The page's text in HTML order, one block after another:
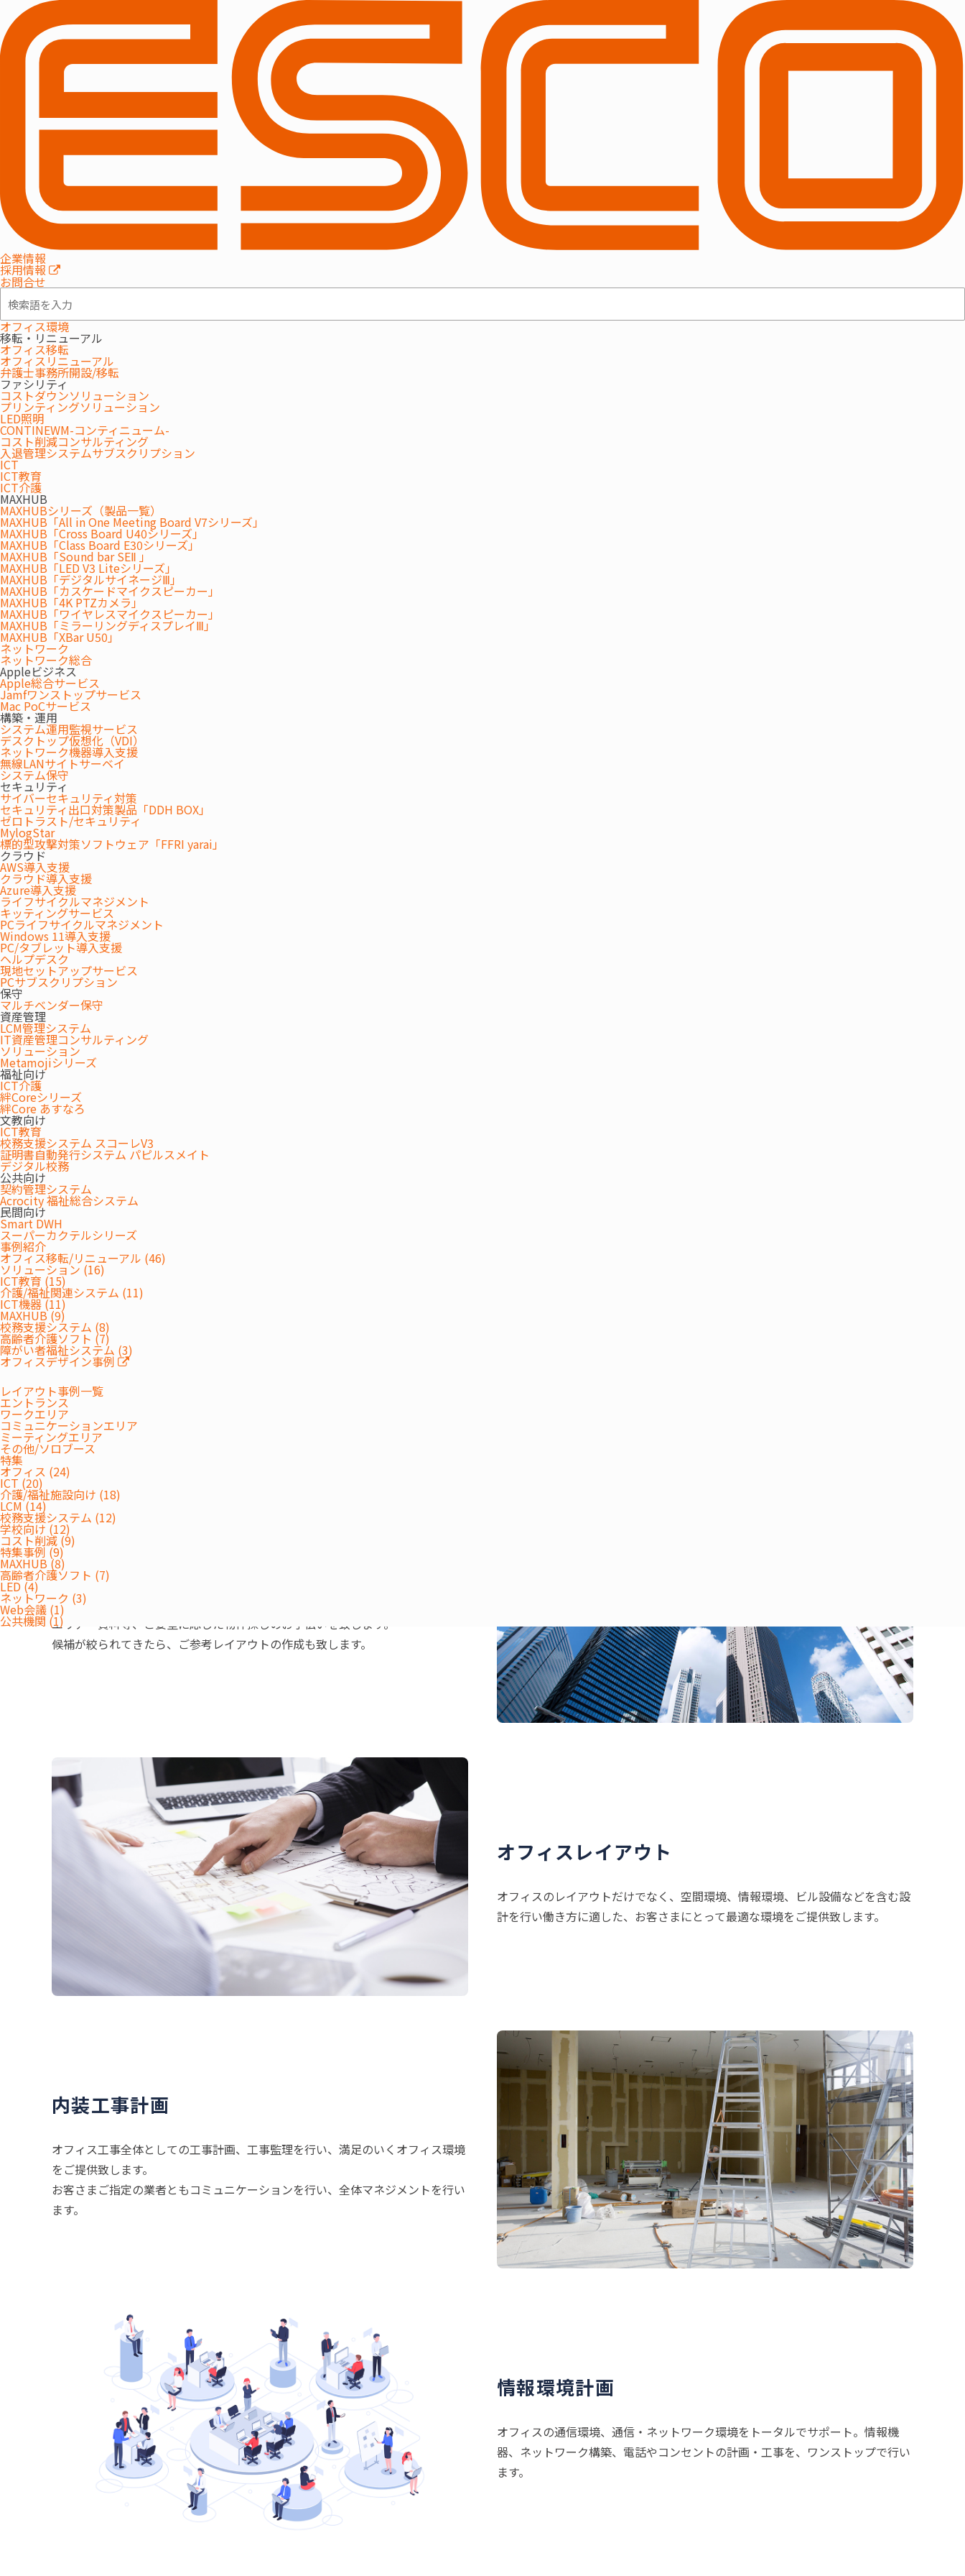
企業情報
採用情報
お問合せ
オフィス環境
移転・リニューアル
オフィス移転
オフィスリニューアル
弁護士事務所開設/移転
ファシリティ
コストダウンソリューション
プリンティングソリューション
LED照明
CONTINEWM-コンティニューム-
コスト削減コンサルティング
入退管理システムサブスクリプション
ICT
ICT教育
ICT介護
MAXHUB
MAXHUBシリーズ（製品一覧）
MAXHUB「All in One Meeting Board V7シリーズ」
MAXHUB「Cross Board U40シリーズ」
MAXHUB「Class Board E30シリーズ」
MAXHUB「Sound bar SEⅡ 」
MAXHUB「LED V3 Liteシリーズ」
MAXHUB「デジタルサイネージⅢ」
MAXHUB「カスケードマイクスピーカー」
MAXHUB「4K PTZカメラ」
MAXHUB「ワイヤレスマイクスピーカー」
MAXHUB「ミラーリングディスプレイⅢ」
MAXHUB「XBar U50」
ネットワーク
ネットワーク総合
Appleビジネス
Apple総合サービス
Jamfワンストップサービス
Mac PoCサービス
構築・運用
システム運用監視サービス
デスクトップ仮想化（VDI）
ネットワーク機器導入支援
無線LANサイトサーベイ
システム保守
セキュリティ
サイバーセキュリティ対策
セキュリティ出口対策製品「DDH BOX」
ゼロトラスト/セキュリティ
MylogStar
標的型攻撃対策ソフトウェア「FFRI yarai」
クラウド
AWS導入支援
クラウド導入支援
Azure導入支援
ライフサイクルマネジメント
キッティングサービス
PCライフサイクルマネジメント
Windows 11導入支援
PC/タブレット導入支援
ヘルプデスク
現地セットアップサービス
PCサブスクリプション
保守
マルチベンダー保守
資産管理
LCM管理システム
IT資産管理コンサルティング
ソリューション
Metamojiシリーズ
福祉向け
ICT介護
絆Coreシリーズ
絆Core あすなろ
文教向け
ICT教育
校務支援システム スコーレV3
証明書自動発行システム パピルスメイト
デジタル校務
公共向け
契約管理システム
Acrocity 福祉総合システム
民間向け
Smart DWH
スーパーカクテルシリーズ
事例紹介
オフィス移転/リニューアル (46)
ソリューション (16)
ICT教育 (15)
介護/福祉関連システム (11)
ICT機器 (11)
MAXHUB (9)
校務支援システム (8)
高齢者介護ソフト (7)
障がい者福祉システム (3)
オフィスデザイン事例
レイアウト事例一覧
エントランス
ワークエリア
コミュニケーションエリア
ミーティングエリア
その他/ソロブース
特集
オフィス (24)
ICT (20)
介護/福祉施設向け (18)
LCM (14)
校務支援システム (12)
学校向け (12)
コスト削減 (9)
特集事例 (9)
MAXHUB (8)
高齢者介護ソフト (7)
LED (4)
ネットワーク (3)
Web会議 (1)
公共機関 (1)
HOME オフィス移転
オフィス移転
特長 概要 コストシミュレーション 導入事例 導入に関して
ビル選び～設計・工事・引越サポートします
オフィス移転では膨大な移転関連の業務や専門知識、多くの業者のコント
ロールなどご担当者様に大きな負担がかかります。
ウチダエスコではビル探しのお手伝いからレイアウトデザイン、各業者と
の折衝、お引越しまでサポートを行いお客さまの業務負担を抑えながら理
想のオフィス移転を実現します。
テナント情報紹介のお手伝い
エリア・賃料等、ご要望に応じた物件探しのお手伝いを致します。
候補が絞られてきたら、ご参考レイアウトの作成も致します。
オフィスレイアウト
オフィスのレイアウトだけでなく、空間環境、情報環境、ビル設備などを含む設
計を行い働き方に適した、お客さまにとって最適な環境をご提供致します。
内装工事計画
オフィス工事全体としての工事計画、工事監理を行い、満足のいくオフィス環境
をご提供致します。
お客さまご指定の業者ともコミュニケーションを行い、全体マネジメントを行い
ます。
情報環境計画
オフィスの通信環境、通信・ネットワーク環境をトータルでサポート。情報機
器、ネットワーク構築、電話やコンセントの計画・工事を、ワンストップで行い
ます。